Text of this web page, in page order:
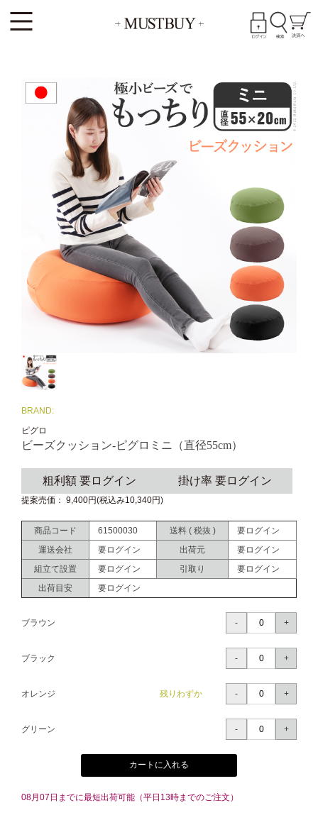
BRAND:
ピグロ
ビーズクッション-ピグロミニ（直径55cm）
粗利額 要ログイン 掛け率 要ログイン
提案売価： 9,400円(税込み10,340円)
商品コード 61500030 送料 ( 税抜 )
要ログイン
運送会社
要ログイン 出荷元
要ログイン
組立て設置
要ログイン 引取り
要ログイン
出荷目安
要ログイン
ブラウン
ブラック
オレンジ 残りわずか
グリーン
カートに入れる
08月07日までに最短出荷可能（平日13時までのご注文）